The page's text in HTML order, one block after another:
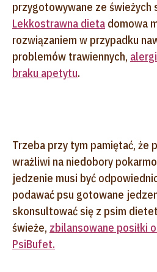
przygotowywane ze świeżych
Lekkostrawna dieta domowa
rozwiązaniem w przypadku
problemów trawiennych,
braku apetytu.
Trzeba przy tym pamiętać, że
wrażliwi na niedobory
jedzenie musi być
podawać psu gotowane
skonsultować się z psim
świeże, zbilansowane posiłki
PsiBufet.